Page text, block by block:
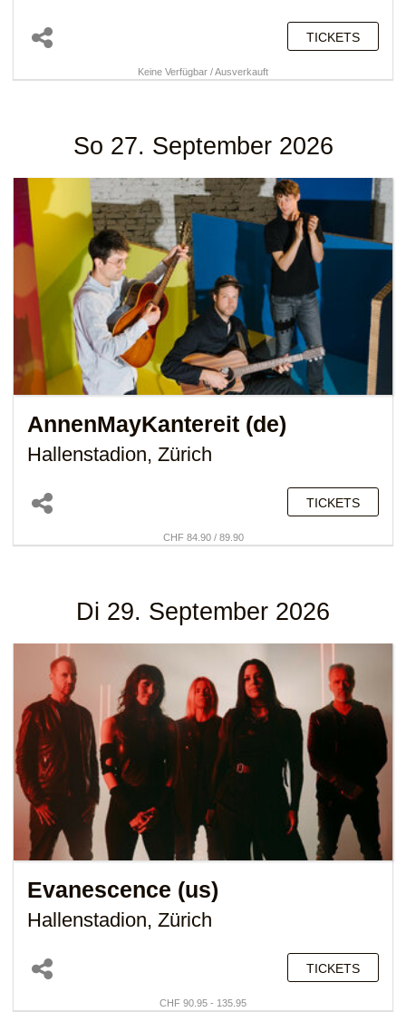
TICKETS
Keine Verfügbar / Ausverkauft
So 27. September 2026
AnnenMayKantereit (de)
Hallenstadion, Zürich
TICKETS
CHF 84.90 / 89.90
Di 29. September 2026
Evanescence (us)
Hallenstadion, Zürich
TICKETS
CHF 90.95 - 135.95